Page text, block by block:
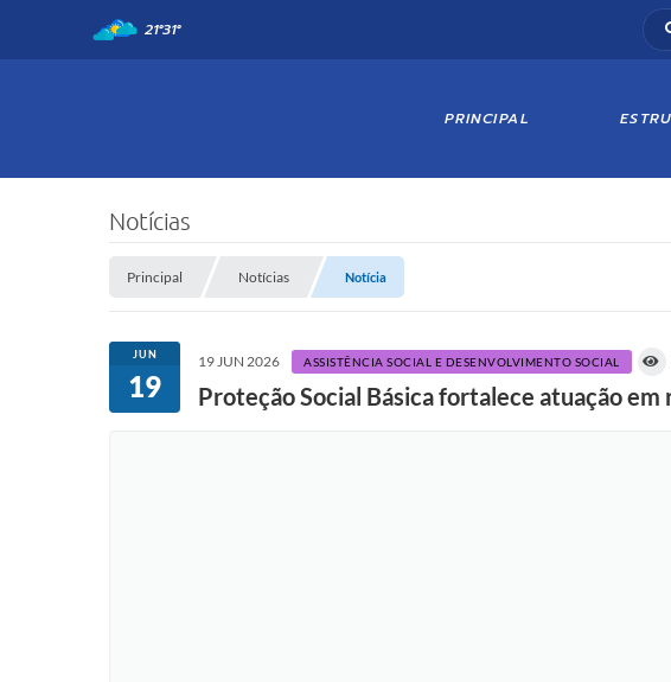
21°31°
PRINCIPAL
Notícias
Principal Notícias Notícia
JUN
19
19 JUN 2026 ASSISTÊNCIA SOCIAL E DESENVOLVIMENTO SOCIAL
Proteção Social Básica fortalece atuação em